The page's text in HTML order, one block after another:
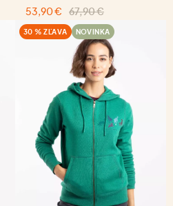
53,90 €
67,90 €
30 % ZĽAVA NOVINKA